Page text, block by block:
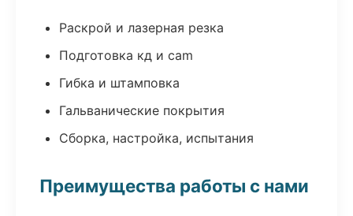
Раскрой и лазерная резка
Подготовка кд и cam
Гибка и штамповка
Гальванические покрытия
Сборка, настройка, испытания
Преимущества работы с нами